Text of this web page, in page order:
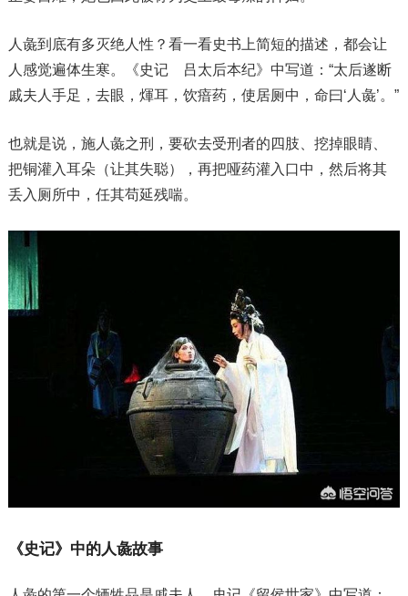
人彘到底有多灭绝人性？看一看史书上简短的描述，都会让
人感觉遍体生寒。《史记 吕太后本纪》中写道：“太后遂断
戚夫人手足，去眼，煇耳，饮瘖药，使居厕中，命曰‘人彘’。”
也就是说，施人彘之刑，要砍去受刑者的四肢、挖掉眼睛、
把铜灌入耳朵（让其失聪），再把哑药灌入口中，然后将其
丢入厕所中，任其苟延残喘。
《史记》中的人彘故事